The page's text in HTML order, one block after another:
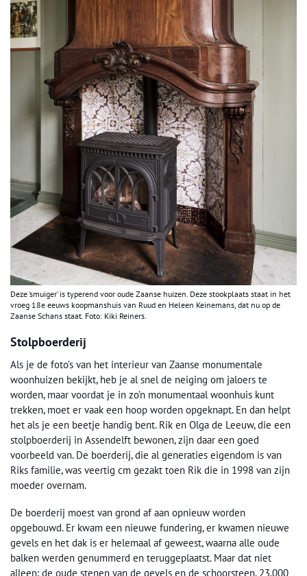
Deze ‘smuiger’ is typerend voor oude Zaanse huizen. Deze stookplaats staat in het
vroeg 18e eeuws koopmanshuis van Ruud en Heleen Keinemans, dat nu op de
Zaanse Schans staat. Foto: Kiki Reiners.
Stolpboerderij
Als je de foto’s van het interieur van Zaanse monumentale
woonhuizen bekijkt, heb je al snel de neiging om jaloers te
worden, maar voordat je in zo’n monumentaal woonhuis kunt
trekken, moet er vaak een hoop worden opgeknapt. En dan helpt
het als je een beetje handig bent. Rik en Olga de Leeuw, die een
stolpboerderij in Assendelft bewonen, zijn daar een goed
voorbeeld van. De boerderij, die al generaties eigendom is van
Riks familie, was veertig cm gezakt toen Rik die in 1998 van zijn
moeder overnam.
De boerderij moest van grond af aan opnieuw worden
opgebouwd. Er kwam een nieuwe fundering, er kwamen nieuwe
gevels en het dak is er helemaal af geweest, waarna alle oude
balken werden genummerd en teruggeplaatst. Maar dat niet
alleen: de oude stenen van de gevels en de schoorsteen, 23.000